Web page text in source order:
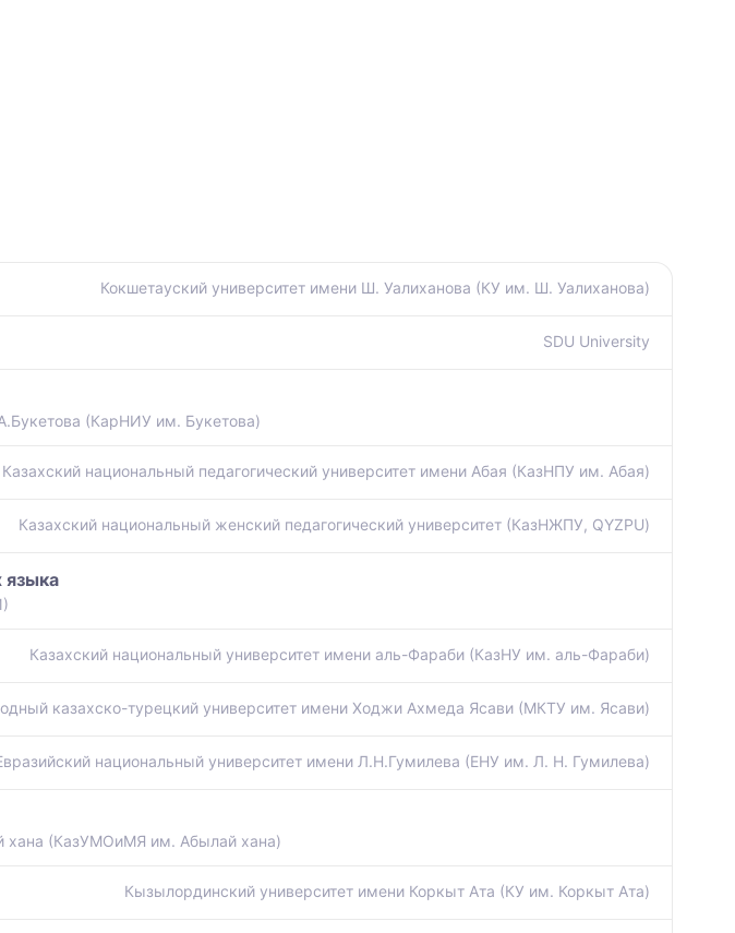
Кокшетауский университет имени Ш. Уалиханова (КУ им. Ш. Уалиханова)
SDU University
(КарНИУ им. Букетова)
Казахский национальный педагогический университет имени Абая (КазНПУ им. Абая)
Казахский национальный женский педагогический университет (КазНЖПУ, QYZPU)
языка
Казахский национальный университет имени аль-Фараби (КазНУ им. аль-Фараби)
казахско-турецкий университет имени Ходжи Ахмеда Ясави (МКТУ им. Ясави)
национальный университет имени Л.Н.Гумилева (ЕНУ им. Л. Н. Гумилева)
хана (КазУМОиМЯ им. Абылай хана)
Кызылординский университет имени Коркыт Ата (КУ им. Коркыт Ата)